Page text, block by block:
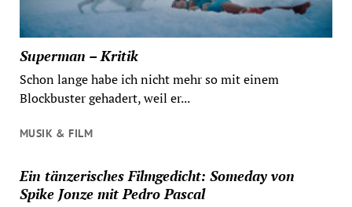
Superman – Kritik
Schon lange habe ich nicht mehr so mit einem
Blockbuster gehadert, weil er...
MUSIK & FILM
Ein tänzerisches Filmgedicht: Someday von
Spike Jonze mit Pedro Pascal